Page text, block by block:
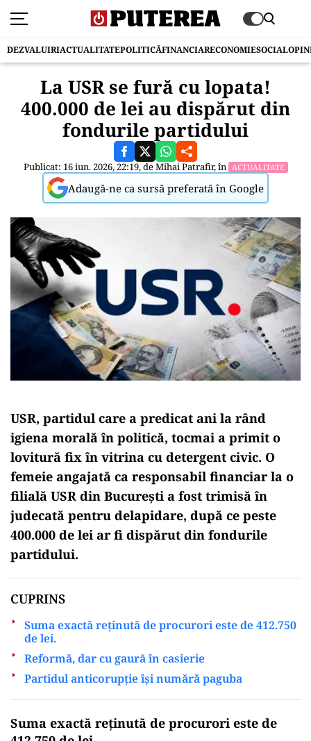
DEZVALUIRIACTUALITATEPOLITICĂFINANCIARECONOMIESOCIAL
La USR se fură cu lopata!
400.000 de lei au dispărut din
fondurile partidului
Publicat: 16 iun. 2026, 22:19, deMihai Patrafir, în ACTUALITATE
Adaugă-ne ca sursă preferată în Google
USR, partidul care a predicat ani la rând
igiena morală în politică, tocmai a primit o
lovitură fix în vitrina cu detergent civic. O
femeie angajată ca responsabil financiar la o
filială USR din București a fost trimisă în
judecată pentru delapidare, după ce peste
400.000 de lei ar fi dispărut din fondurile
partidului.
CUPRINS
Suma exactă reținută de procurori este de 412.750
de lei.
Reformă, dar cu gaură în casierie
Partidul anticorupție își numără paguba